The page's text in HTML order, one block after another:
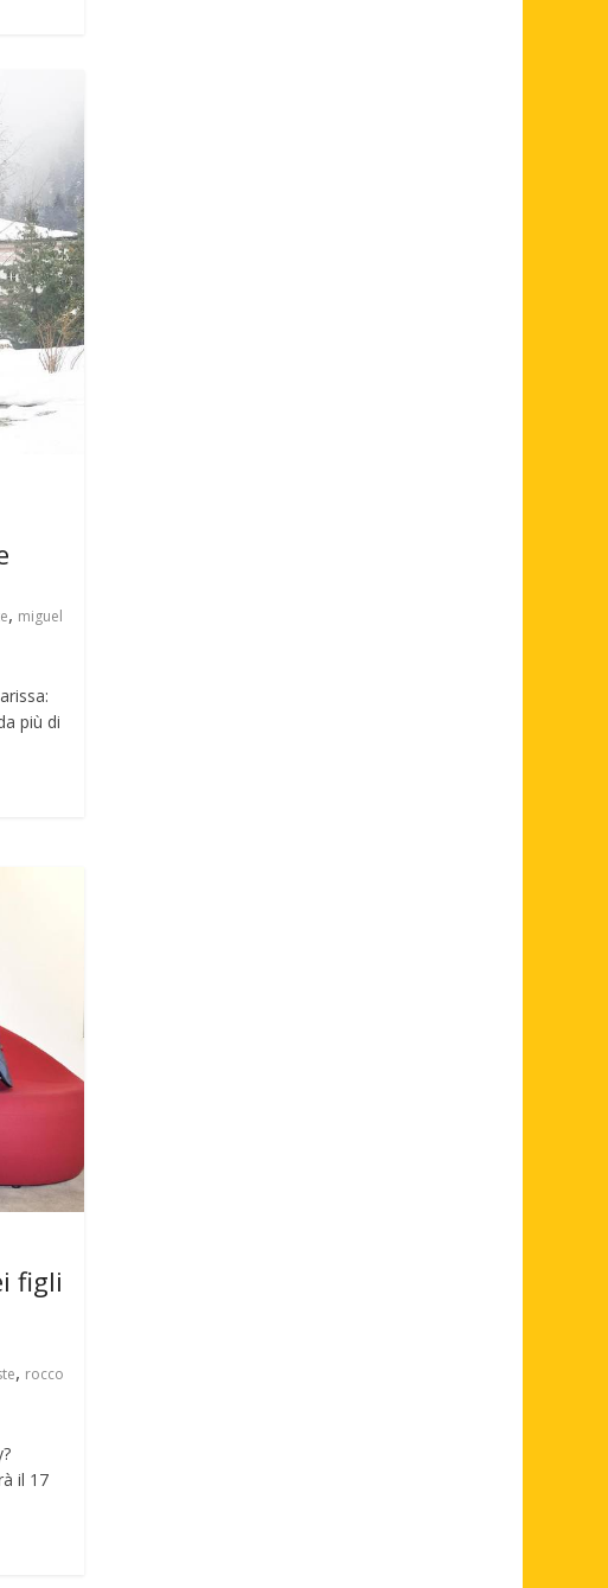
, miguel
più di
figli
, rocco
il 17